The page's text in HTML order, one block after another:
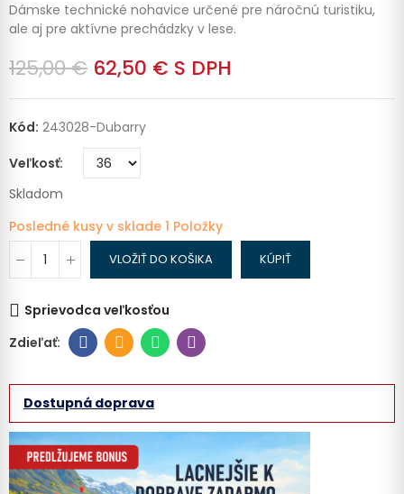
Dámske technické nohavice určené pre náročnú turistiku,
ale aj pre aktívne prechádzky v lese.
125,00 € 62,50 € S DPH
Kód: 243028-Dubarry
Veľkosť
Skladom
Posledné kusy v sklade 1 Položky
VLOŽIŤ DO KOŠIKA KÚPIŤ
Sprievodca veľkosťou
Dostupná doprava